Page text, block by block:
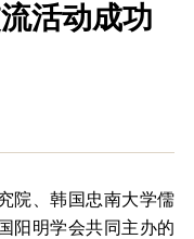
活动成功
、韩国忠南大学儒
阳明学会共同主办的